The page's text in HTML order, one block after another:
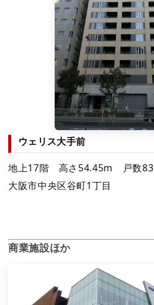
ウェリス大手前
地上17階 高さ54.45m 戸数83
大阪市中央区谷町1丁目
商業施設ほか